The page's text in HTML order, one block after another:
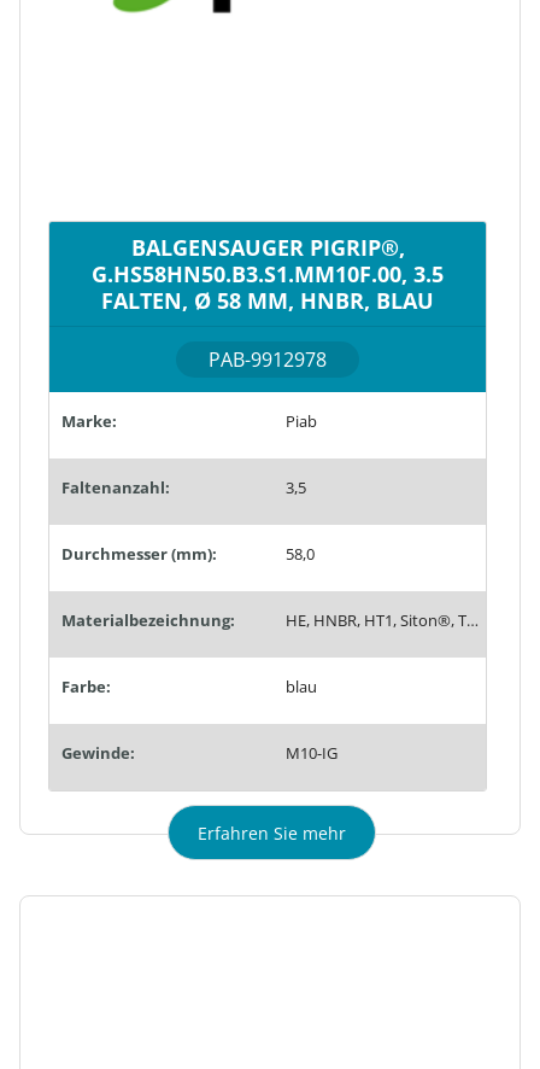
BALGENSAUGER PIGRIP®,
G.HS58HN50.B3.S1.MM10F.00, 3.5
FALTEN, Ø 58 MM, HNBR, BLAU
PAB-9912978
Marke: Piab
Faltenanzahl: 3,5
Durchmesser (mm): 58,0
Materialbezeichnung: HE, HNBR, HT1, Siton®, Tempaflex, Therban®, Thermalon®
Farbe: blau
Gewinde: M10-IG
Erfahren Sie mehr